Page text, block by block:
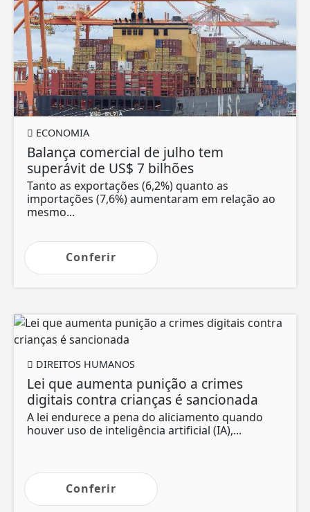
ECONOMIA
Balança comercial de julho tem
superávit de US$ 7 bilhões
Tanto as exportações (6,2%) quanto as
importações (7,6%) aumentaram em relação ao
mesmo...
Conferir
DIREITOS HUMANOS
Lei que aumenta punição a crimes
digitais contra crianças é sancionada
A lei endurece a pena do aliciamento quando
houver uso de inteligência artificial (IA),...
Conferir